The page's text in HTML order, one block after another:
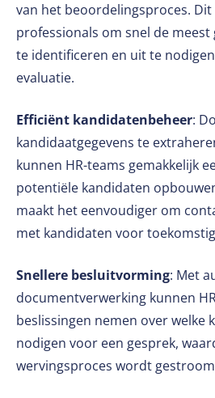
van het beoordelingsproces. Dit
professionals om snel de
te identificeren en uit te
evaluatie.
Efficiënt kandidatenbeheer:
kandidaatgegevens te
kunnen HR-teams gemakkelijk
potentiële kandidaten
maakt het eenvoudiger om
met kandidaten voor
Snellere besluitvorming: Met
documentverwerking kunnen
beslissingen nemen over welke
nodigen voor een gesprek,
wervingsproces wordt